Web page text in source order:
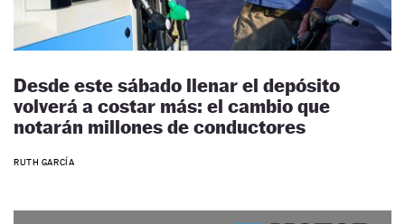
Desde este sábado llenar el depósito
volverá a costar más: el cambio que
notarán millones de conductores
RUTH GARCÍA